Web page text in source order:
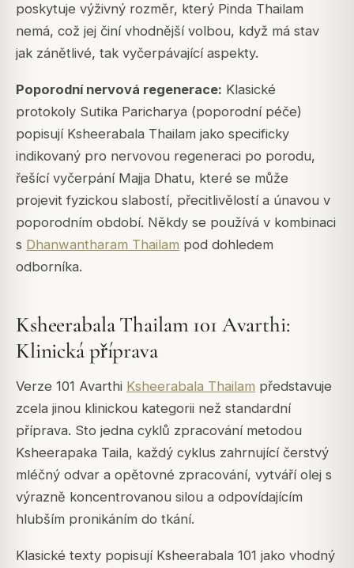
poskytuje výživný rozměr, který Pinda Thailam
nemá, což jej činí vhodnější volbou, když má stav
jak zánětlivé, tak vyčerpávající aspekty.
Poporodní nervová regenerace: Klasické
protokoly Sutika Paricharya (poporodní péče)
popisují Ksheerabala Thailam jako specificky
indikovaný pro nervovou regeneraci po porodu,
řešící vyčerpání Majja Dhatu, které se může
projevit fyzickou slabostí, přecitlivělostí a únavou v
poporodním období. Někdy se používá v kombinaci
s Dhanwantharam Thailam pod dohledem
odborníka.
Ksheerabala Thailam 101 Avarthi:
Klinická příprava
Verze 101 Avarthi Ksheerabala Thailam představuje
zcela jinou klinickou kategorii než standardní
příprava. Sto jedna cyklů zpracování metodou
Ksheerapaka Taila, každý cyklus zahrnující čerstvý
mléčný odvar a opětovné zpracování, vytváří olej s
výrazně koncentrovanou silou a odpovídajícím
hlubším pronikáním do tkání.
Klasické texty popisují Ksheerabala 101 jako vhodný